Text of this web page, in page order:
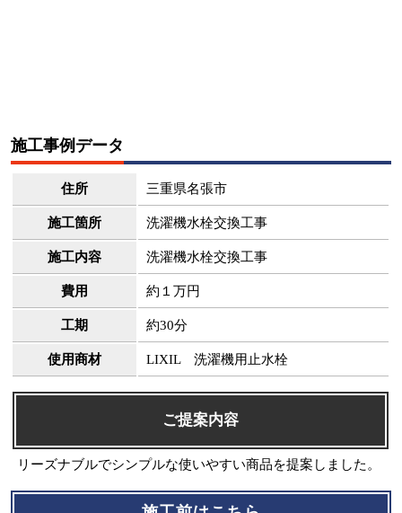
施工事例データ
住所 三重県名張市
施工箇所 洗濯機水栓交換工事
施工内容 洗濯機水栓交換工事
費用 約１万円
工期 約30分
使用商材 LIXIL 洗濯機用止水栓
ご提案内容
リーズナブルでシンプルな使いやすい商品を提案しました。